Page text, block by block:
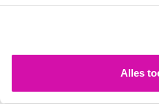
Alles